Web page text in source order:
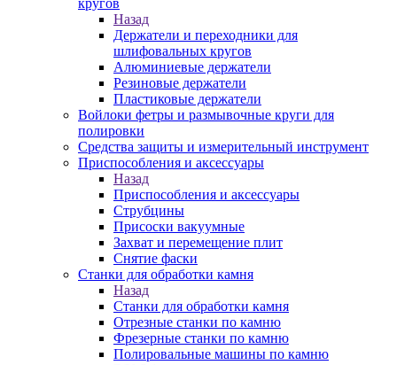
кругов
Назад
Держатели и переходники для
шлифовальных кругов
Алюминиевые держатели
Резиновые держатели
Пластиковые держатели
Войлоки фетры и размывочные круги для
полировки
Средства защиты и измерительный инструмент
Приспособления и аксессуары
Назад
Приспособления и аксессуары
Струбцины
Присоски вакуумные
Захват и перемещение плит
Снятие фаски
Станки для обработки камня
Назад
Станки для обработки камня
Отрезные станки по камню
Фрезерные станки по камню
Полировальные машины по камню